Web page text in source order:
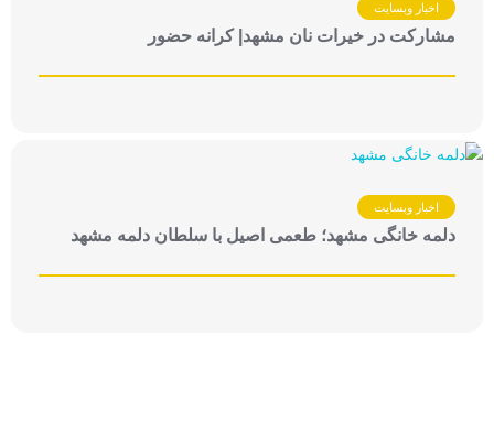
اخبار وبسایت
مشارکت در خیرات نان مشهد| کرانه حضور
اخبار وبسایت
دلمه خانگی مشهد؛ طعمی اصیل با سلطان دلمه مشهد